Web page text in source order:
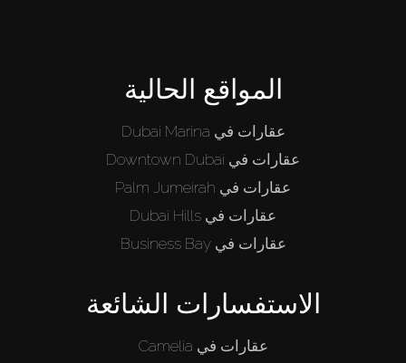
المواقع الحالية
عقارات في Dubai Marina
عقارات في Downtown Dubai
عقارات في Palm Jumeirah
عقارات في Dubai Hills
عقارات في Business Bay
الاستفسارات الشائعة
عقارات في Camelia